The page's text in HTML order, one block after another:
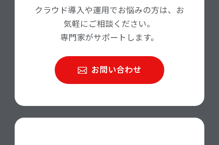
クラウド導入や運用でお悩みの方は、お
気軽にご相談ください。
専門家がサポートします。
お問い合わせ